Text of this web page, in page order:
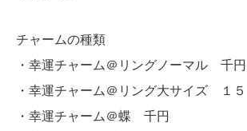
チャームの種類
・幸運チャーム＠リングノーマル 千円
・幸運チャーム＠リング大サイズ １５
・幸運チャーム＠蝶 千円